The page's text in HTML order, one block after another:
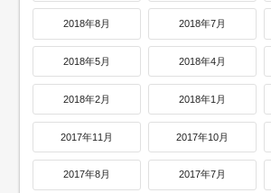
2018年8月 2018年7月
2018年5月 2018年4月
2018年2月 2018年1月
2017年11月 2017年10月
2017年8月 2017年7月